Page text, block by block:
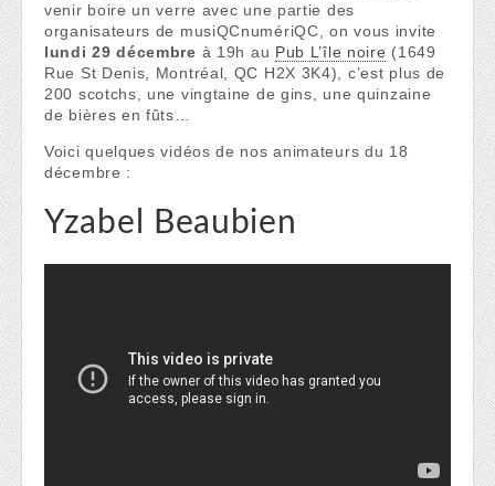
venir boire un verre avec une partie des
organisateurs de musiQCnumériQC, on vous invite
lundi 29 décembre à 19h au Pub L’île noire (1649
Rue St Denis, Montréal, QC H2X 3K4), c’est plus de
200 scotchs, une vingtaine de gins, une quinzaine
de bières en fûts…
Voici quelques vidéos de nos animateurs du 18
décembre :
Yzabel Beaubien